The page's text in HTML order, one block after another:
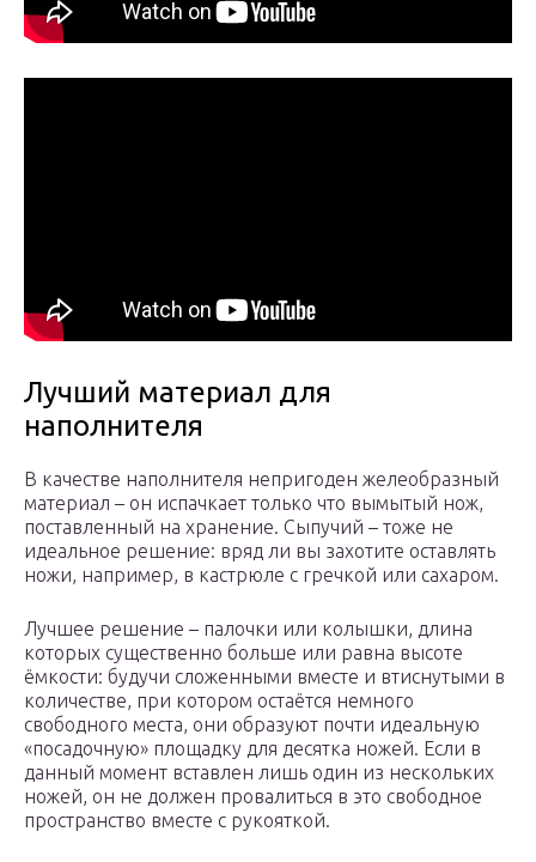
Лучший материал для
наполнителя
В качестве наполнителя непригоден желеобразный
материал – он испачкает только что вымытый нож,
поставленный на хранение. Сыпучий – тоже не
идеальное решение: вряд ли вы захотите оставлять
ножи, например, в кастрюле с гречкой или сахаром.
Лучшее решение – палочки или колышки, длина
которых существенно больше или равна высоте
ёмкости: будучи сложенными вместе и втиснутыми в
количестве, при котором остаётся немного
свободного места, они образуют почти идеальную
«посадочную» площадку для десятка ножей. Если в
данный момент вставлен лишь один из нескольких
ножей, он не должен провалиться в это свободное
пространство вместе с рукояткой.